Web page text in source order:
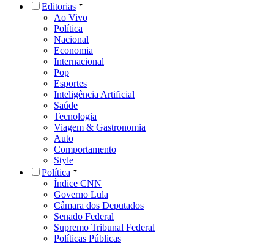
Editorias
Ao Vivo
Política
Nacional
Economia
Internacional
Pop
Esportes
Inteligência Artificial
Saúde
Tecnologia
Viagem & Gastronomia
Auto
Comportamento
Style
Política
Índice CNN
Governo Lula
Câmara dos Deputados
Senado Federal
Supremo Tribunal Federal
Políticas Públicas